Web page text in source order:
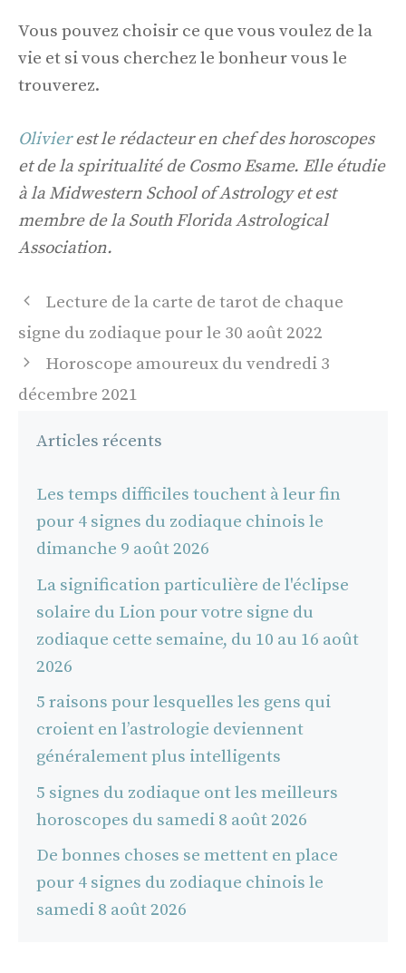
Vous pouvez choisir ce que vous voulez de la
vie et si vous cherchez le bonheur vous le
trouverez.
Olivierest le rédacteur en chef des horoscopes
et de la spiritualité de Cosmo Esame. Elle étudie
à la Midwestern School of Astrology et est
membre de la South Florida Astrological
Association.
Navigation
des
Lecture de la carte de tarot de chaque
signe du zodiaque pour le 30 août 2022
Horoscope amoureux du vendredi 3
décembre 2021
Articles récents
Les temps difficiles touchent à leur fin
pour 4 signes du zodiaque chinois le
dimanche 9 août 2026
La signification particulière de l'éclipse
solaire du Lion pour votre signe du
zodiaque cette semaine, du 10 au 16 août
2026
5 raisons pour lesquelles les gens qui
croient en l’astrologie deviennent
généralement plus intelligents
5 signes du zodiaque ont les meilleurs
horoscopes du samedi 8 août 2026
De bonnes choses se mettent en place
pour 4 signes du zodiaque chinois le
samedi 8 août 2026